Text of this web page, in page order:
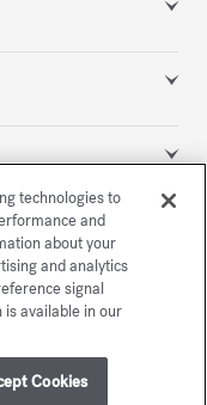
SITE
technologies to
and
about your
and analytics
signal
available in our
Cookies